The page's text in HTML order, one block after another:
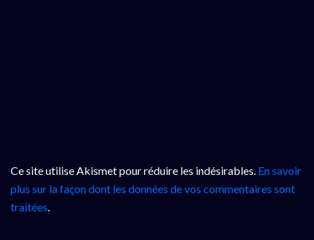
Ce site utilise Akismet pour réduire les indésirables. En savoir
plus sur la façon dont les données de vos commentaires sont
traitées.